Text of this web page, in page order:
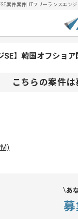
案件案件| ITフリーランスエ
SE】韓国オフショ
こちらの案件
あ